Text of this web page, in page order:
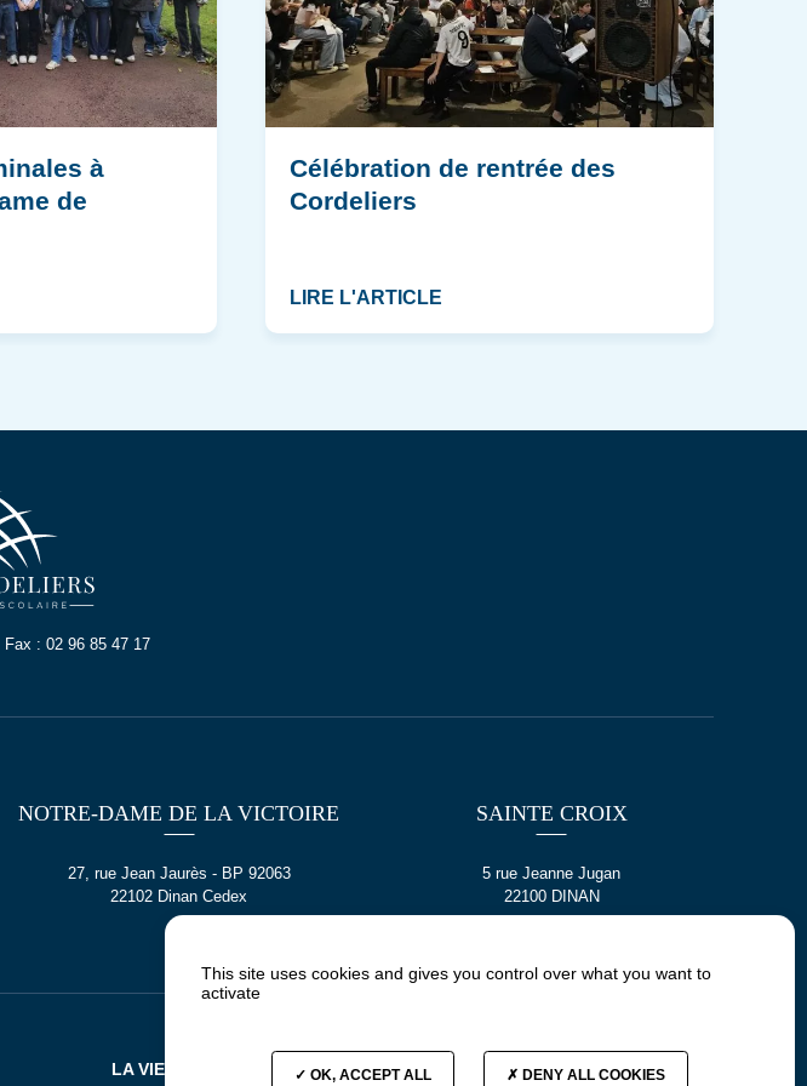
à
de
Célébration de rentrée des
Cordeliers
LIRE L'ARTICLE
Fax : 02 96 85 47 17
NOTRE-DAME DE LA VICTOIRE
27, rue Jean Jaurès - BP 92063
22102 Dinan Cedex
SAINTE CROIX
5 rue Jeanne Jugan
22100 DINAN
LA VIE DE L’ÉCOLE CONTACT
This site uses cookies and gives you control over what you want to
activate
OK, ACCEPT ALL DENY ALL COOKIES